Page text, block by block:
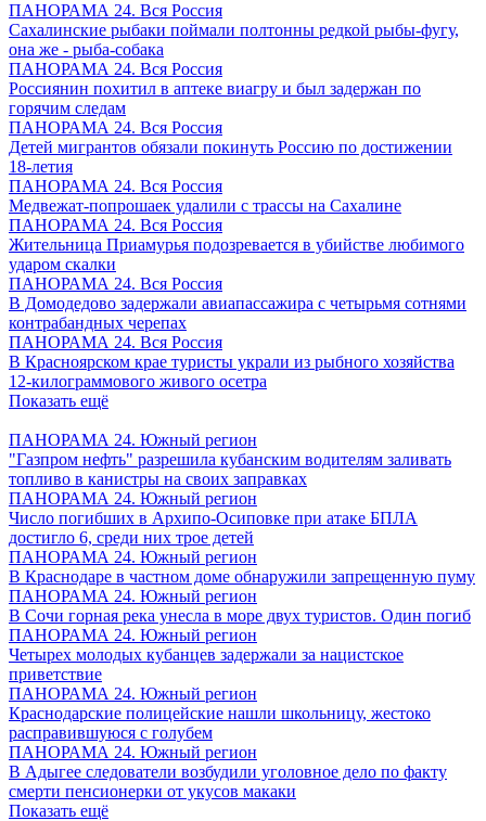
ПАНОРАМА 24. Вся Россия
Сахалинские рыбаки поймали полтонны редкой рыбы-фугу,
она же - рыба-собака
ПАНОРАМА 24. Вся Россия
Россиянин похитил в аптеке виагру и был задержан по
горячим следам
ПАНОРАМА 24. Вся Россия
Детей мигрантов обязали покинуть Россию по достижении
18-летия
ПАНОРАМА 24. Вся Россия
Медвежат-попрошаек удалили с трассы на Сахалине
ПАНОРАМА 24. Вся Россия
Жительница Приамурья подозревается в убийстве любимого
ударом скалки
ПАНОРАМА 24. Вся Россия
В Домодедово задержали авиапассажира с четырьмя сотнями
контрабандных черепах
ПАНОРАМА 24. Вся Россия
В Красноярском крае туристы украли из рыбного хозяйства
12-килограммового живого осетра
Показать ещё
ПАНОРАМА 24. Южный регион
"Газпром нефть" разрешила кубанским водителям заливать
топливо в канистры на своих заправках
ПАНОРАМА 24. Южный регион
Число погибших в Архипо-Осиповке при атаке БПЛА
достигло 6, среди них трое детей
ПАНОРАМА 24. Южный регион
В Краснодаре в частном доме обнаружили запрещенную пуму
ПАНОРАМА 24. Южный регион
В Сочи горная река унесла в море двух туристов. Один погиб
ПАНОРАМА 24. Южный регион
Четырех молодых кубанцев задержали за нацистское
приветствие
ПАНОРАМА 24. Южный регион
Краснодарские полицейские нашли школьницу, жестоко
расправившуюся с голубем
ПАНОРАМА 24. Южный регион
В Адыгее следователи возбудили уголовное дело по факту
смерти пенсионерки от укусов макаки
Показать ещё